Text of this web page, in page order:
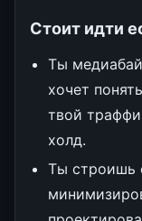
Стоит идти
Ты
хочет
твой
холд.
Ты строишь